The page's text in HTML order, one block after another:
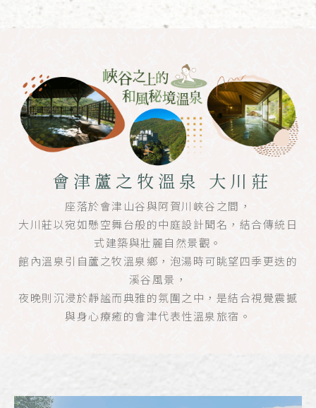
會津蘆之牧溫泉 大川莊
座落於會津山谷與阿賀川峽谷之間，
大川莊以宛如懸空舞台般的中庭設計聞名，結合傳統日
式建築與壯麗自然景觀。
館內溫泉引自蘆之牧溫泉鄉，泡湯時可眺望四季更迭的
溪谷風景，
夜晚則沉浸於靜謐而典雅的氛圍之中，是結合視覺震撼
與身心療癒的會津代表性溫泉旅宿。